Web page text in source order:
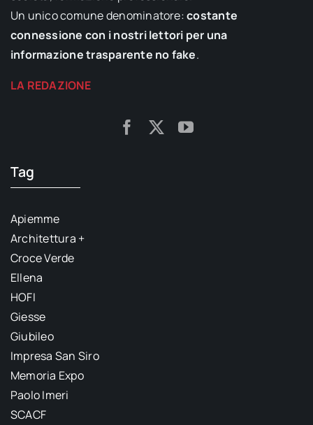
Un unico comune denominatore:costante
connessione con i nostri lettori per una
informazione trasparente no fake.
LA REDAZIONE
Tag
Apiemme
Architettura +
Croce Verde
Ellena
HOFI
Giesse
Giubileo
Impresa San Siro
Memoria Expo
Paolo Imeri
SCACF